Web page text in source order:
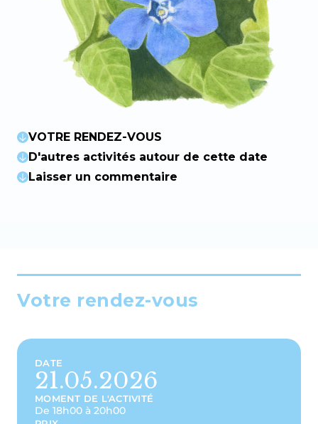
VOTRE RENDEZ-VOUS
D'autres activités autour de cette date
Laisser un commentaire
Votre rendez-vous
DATE
21.05.2026
MOMENT DE L'ACTIVITÉ
De 18h00 à 20h00